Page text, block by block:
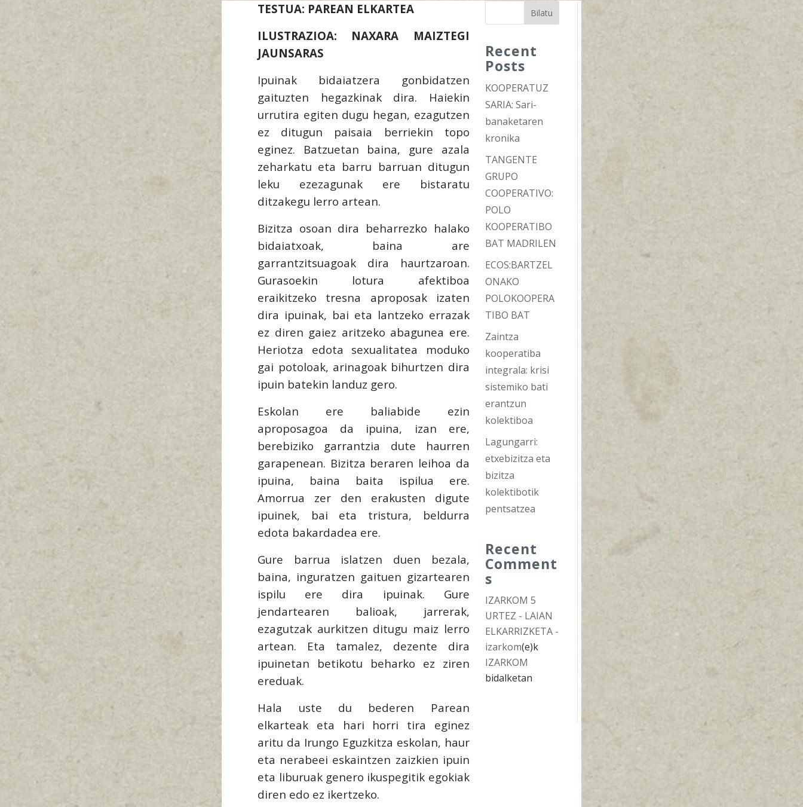
TESTUA: PAREAN ELKARTEA
ILUSTRAZIOA: NAXARA MAIZTEGI
JAUNSARAS
Ipuinak bidaiatzera gonbidatzen
gaituzten hegazkinak dira. Haiekin
urrutira egiten dugu hegan, ezagutzen
ez ditugun paisaia berriekin topo
eginez. Batzuetan baina, gure azala
zeharkatu eta barru barruan ditugun
leku ezezagunak ere bistaratu
ditzakegu lerro artean.
Bizitza osoan dira beharrezko halako
bidaiatxoak, baina are
garrantzitsuagoak dira haurtzaroan.
Gurasoekin lotura afektiboa
eraikitzeko tresna aproposak izaten
dira ipuinak, bai eta lantzeko errazak
ez diren gaiez aritzeko abagunea ere.
Heriotza edota sexualitatea moduko
gai potoloak, arinagoak bihurtzen dira
ipuin batekin landuz gero.
Eskolan ere baliabide ezin
aproposagoa da ipuina, izan ere,
berebiziko garrantzia dute haurren
garapenean. Bizitza beraren leihoa da
ipuina, baina baita ispilua ere.
Amorrua zer den erakusten digute
ipuinek, bai eta tristura, beldurra
edota bakardadea ere.
Gure barrua islatzen duen bezala,
baina, inguratzen gaituen gizartearen
ispilu ere dira ipuinak. Gure
jendartearen balioak, jarrerak,
ezagutzak aurkitzen ditugu maiz lerro
artean. Eta tamalez, dezente dira
ipuinetan betikotu beharko ez ziren
ereduak.
Hala uste du bederen Parean
elkarteak eta hari horri tira eginez
aritu da Irungo Eguzkitza eskolan, haur
eta nerabeei eskaintzen zaizkien ipuin
eta liburuak genero ikuspegitik egokiak
diren edo ez ikertzeko.
Bilatu
Recent
Posts
KOOPERATUZ
SARIA: Sari-
banaketaren
kronika
TANGENTE
GRUPO
COOPERATIVO:
POLO
KOOPERATIBO
BAT MADRILEN
ECOS:BARTZEL
ONAKO
POLOKOOPERA
TIBO BAT
Zaintza
kooperatiba
integrala: krisi
sistemiko bati
erantzun
kolektiboa
Lagungarri:
etxebizitza eta
bizitza
kolektibotik
pentsatzea
Recent
Comment
s
IZARKOM 5
URTEZ - LAIAN
ELKARRIZKETA -
izarkom(e)k
IZARKOM
bidalketan